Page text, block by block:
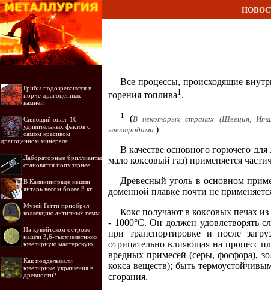
Грибы подозреваются в
порче драгоценных
камней
Сияющий опал: 10
удивительных фактов о
самом красивом
драгоценном минерале
Лабораторные бриллианты
становятся популярнее
В Калининграде нашли
янтарь весом более 3 кг
Музей Гетти приобрел
коллекцию античных гемм
На кувейтском острове
нашли 3,6-тысячелетнюю
ювелирную мастерскую
Как подделывали
ювелирные украшения в
древности?
Все процессы, происходящие
горения топлива1.
1 (В некоторых странах (Швеция,
электродами.)
В качестве основного горючего
мало коксовый газ) применяется
Древесный уголь в основном
доменной плавке почти не
Кокс получают в коксовых печах
- 1000°С. Он должен удовлетворять
при транспортировке и после
отрицательно влияющая на процесс
вредных примесей (серы, фосфора),
кокса веществ); быть
сгорания.